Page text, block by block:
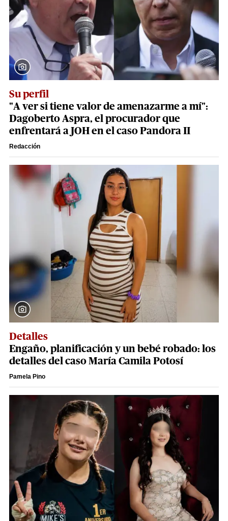
Su perfil
"A ver si tiene valor de amenazarme a mí":
Dagoberto Aspra, el procurador que
enfrentará a JOH en el caso Pandora II
Redacción
Detalles
Engaño, planificación y un bebé robado: los
detalles del caso María Camila Potosí
Pamela Pino